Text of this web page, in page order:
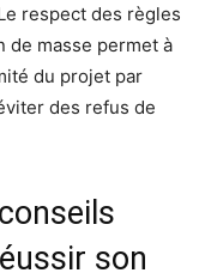
respect des règles
de masse permet à
du projet par
des refus de
son